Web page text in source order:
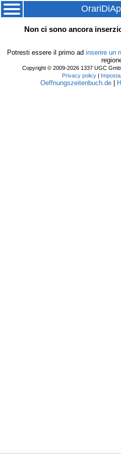
Non ci sono ancora
Potresti essere il primo ad inserire un
Copyright © 2009-2026 1337 UGC
Privacy policy|
Oeffnungszeitenbuch.de